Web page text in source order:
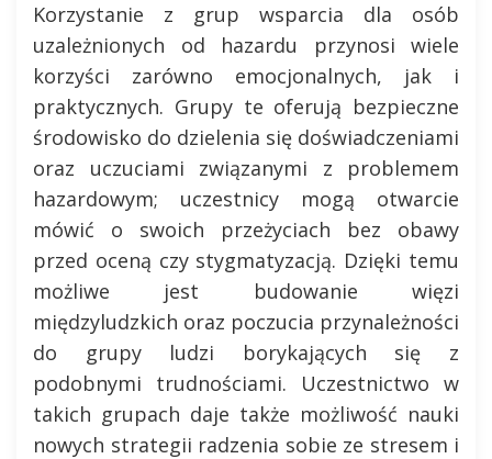
Korzystanie z grup wsparcia dla osób
uzależnionych od hazardu przynosi wiele
korzyści zarówno emocjonalnych, jak i
praktycznych. Grupy te oferują bezpieczne
środowisko do dzielenia się doświadczeniami
oraz uczuciami związanymi z problemem
hazardowym; uczestnicy mogą otwarcie
mówić o swoich przeżyciach bez obawy
przed oceną czy stygmatyzacją. Dzięki temu
możliwe jest budowanie więzi
międzyludzkich oraz poczucia przynależności
do grupy ludzi borykających się z
podobnymi trudnościami. Uczestnictwo w
takich grupach daje także możliwość nauki
nowych strategii radzenia sobie ze stresem i